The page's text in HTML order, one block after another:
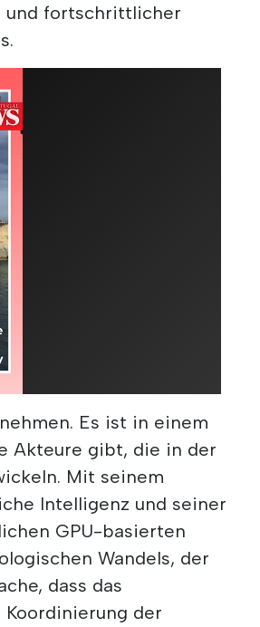
und fortschrittlicher
Es ist in einem
Akteure gibt, die in der
Mit seinem
Intelligenz und seiner
GPU-basierten
Wandels, der
dass das
der